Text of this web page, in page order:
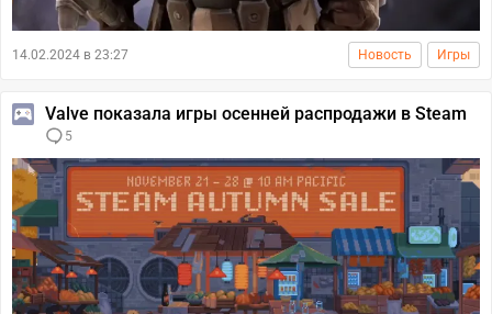
14.02.2024 в 23:27 Новость Игры
Valve показала игры осенней распродажи в Steam
5